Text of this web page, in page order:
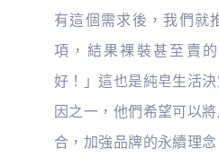
有這個需求後，我們就
項，結果裸裝甚至賣
好！」這也是純皂生活
因之一，他們希望可以
合，加強品牌的永續理